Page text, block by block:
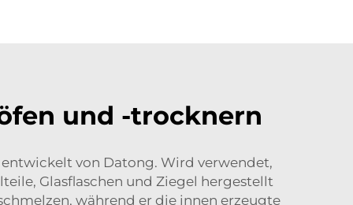
und -trocknern
entwickelt von Datong. Wird verwendet,
Glasflaschen und Ziegel hergestellt
während er die innen erzeugte